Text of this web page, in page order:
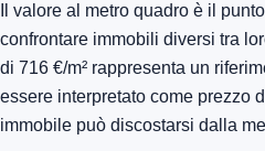
Il valore al metro quadro è il
confrontare immobili diversi tra
di 716 €/m² rappresenta un
essere interpretato come prezzo
immobile può discostarsi dalla